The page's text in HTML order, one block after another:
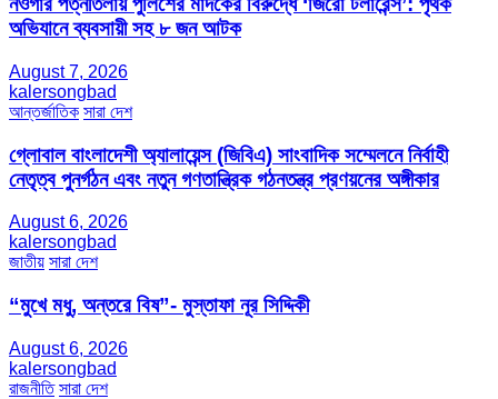
অভিযানে ব্যবসায়ী সহ ৮ জন আটক
August 7, 2026
kalersongbad
আন্তর্জাতিক সারা দেশ
গ্লোবাল বাংলাদেশী অ্যালায়েন্স (জিবিএ) সাংবাদিক সম্মেলনে নির্বাহী
নেতৃত্ব পুনর্গঠন এবং নতুন গণতান্ত্রিক গঠনতন্ত্র প্রণয়নের অঙ্গীকার
August 6, 2026
kalersongbad
জাতীয় সারা দেশ
“মুখে মধু, অন্তরে বিষ”- মুস্তাফা নূর সিদ্দিকী
August 6, 2026
kalersongbad
রাজনীতি সারা দেশ